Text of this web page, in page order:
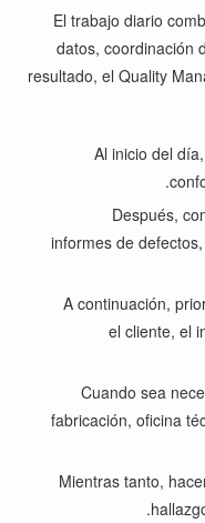
El trabajo diario
datos, coordinación
resultado, el Quality
Al inicio del
Después,
informes de
A continuación,
el cliente, el
Cuando sea
fabricación, oficina
Mientras tanto,